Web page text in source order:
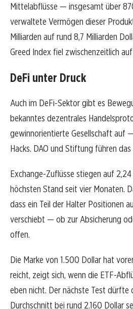
Mittelabflüsse — insgesamt über
verwaltete Vermögen dieser
Milliarden auf rund 8,7 Milliarden
Greed Index fiel zwischenzeitlich
DeFi unter Druck
Auch im DeFi-Sektor gibt es
bekanntes dezentrales
gewinnorientierte Gesellschaft auf
Hacks. DAO und Stiftung führen
Exchange-Zuflüsse stiegen auf 2,24
höchsten Stand seit vier Monaten.
dass ein Teil der Halter Positionen
verschiebt — ob zur Absicherung
offen.
Die Marke von 1.500 Dollar hat
reicht, zeigt sich, wenn die ETF-
eben nicht. Der nächste Test dürfte
Durchschnitt bei rund 2.160 Dollar